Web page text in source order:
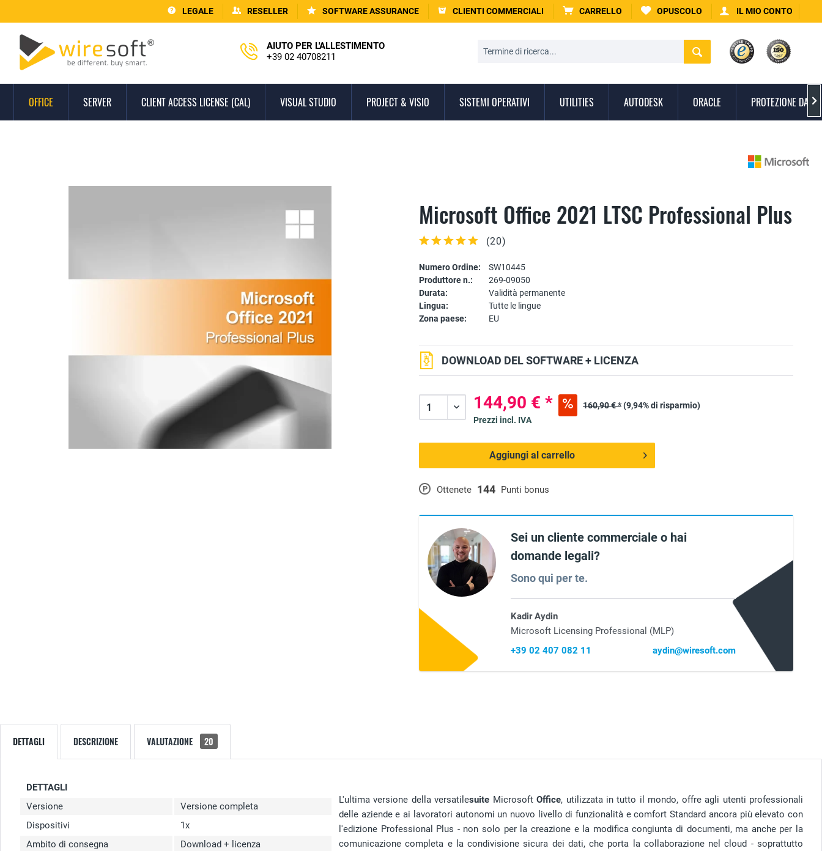
LEGALE RESELLER SOFTWARE ASSURANCE CLIENTI COMMERCIALI CARRELLO OPUSCOLO IL MIO CONTO
AIUTO PER L'ALLESTIMENTO
+39 02 40708211
OFFICE SERVER CLIENT ACCESS LICENSE (CAL) VISUAL STUDIO PROJECT & VISIO SISTEMI OPERATIVI UTILITIES AUTODESK ORACLE PROTEZIONE DAI
Microsoft Office 2021 LTSC Professional Plus
(20)
Numero Ordine:
SW10445
Produttore n.:
269-09050
Durata:
Validità permanente
Lingua:
Tutte le lingue
Zona paese:
EU
P Ottenete 144 Punti bonus
DOWNLOAD DEL SOFTWARE + LICENZA
144,90 € * 160,90 € *(9,94% di risparmio)
Prezzi incl. IVA
Aggiungi al carrello
Sei un cliente commerciale o hai
domande legali?
Sono qui per te.
Kadir Aydin
Microsoft Licensing Professional (MLP)
+39 02 407 082 11
aydin@wiresoft.com
DETTAGLI DESCRIZIONE VALUTAZIONE 20
DETTAGLI
Versione
Versione completa
Dispositivi
1x
Ambito di consegna
Download + licenza
L'ultima versione della versatilesuite MicrosoftOffice, utilizzata in tutto il mondo, offre agli utenti professionali
delle aziende e ai lavoratori autonomi un nuovo livello di funzionalità e comfort Standard ancora più elevato con
l'edizione Professional Plus - non solo per la creazione e la modifica congiunta di documenti, ma anche per la
comunicazione completa e la condivisione sicura dei dati, che porta la collaborazione nel cloud - soprattutto